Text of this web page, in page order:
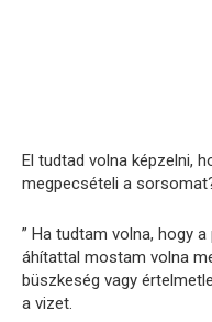
El tudtad volna képzelni,
megpecsételi a
” Ha tudtam volna, hogy
áhítattal mostam volna
büszkeség vagy
a vizet.